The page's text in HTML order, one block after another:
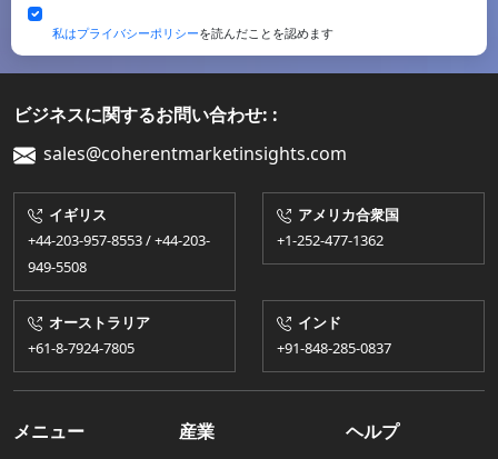
私はプライバシーポリシーを読んだことを認めます
ビジネスに関するお問い合わせ: :
sales@coherentmarketinsights.com
イギリス
+44-203-957-8553 / +44-203-
949-5508
アメリカ合衆国
+1-252-477-1362
オーストラリア
+61-8-7924​​-7805
インド
+91-848-285-0837
メニュー 産業 ヘルプ